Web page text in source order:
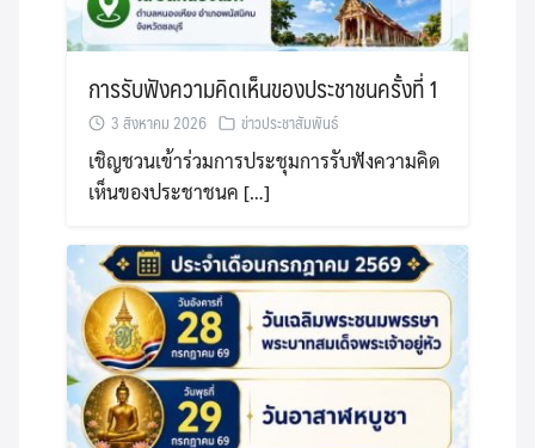
การรับฟังความคิดเห็นของประชาชนครั้งที่ 1
3 สิงหาคม 2026 ข่าวประชาสัมพันธ์
เชิญชวนเข้าร่วมการประชุมการรับฟังความคิด
เห็นของประชาชนค […]